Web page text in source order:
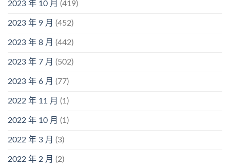
2023 年 10 月 (419)
2023 年 9 月 (452)
2023 年 8 月 (442)
2023 年 7 月 (502)
2023 年 6 月 (77)
2022 年 11 月 (1)
2022 年 10 月 (1)
2022 年 3 月 (3)
2022 年 2 月 (2)